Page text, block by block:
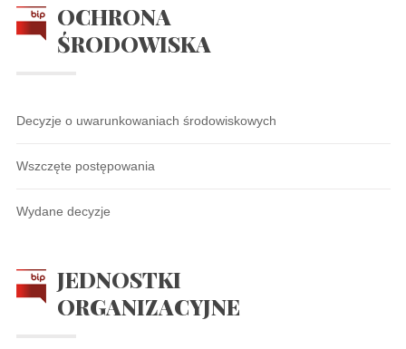
OCHRONA
ŚRODOWISKA
Decyzje o uwarunkowaniach środowiskowych
Wszczęte postępowania
Wydane decyzje
JEDNOSTKI
ORGANIZACYJNE